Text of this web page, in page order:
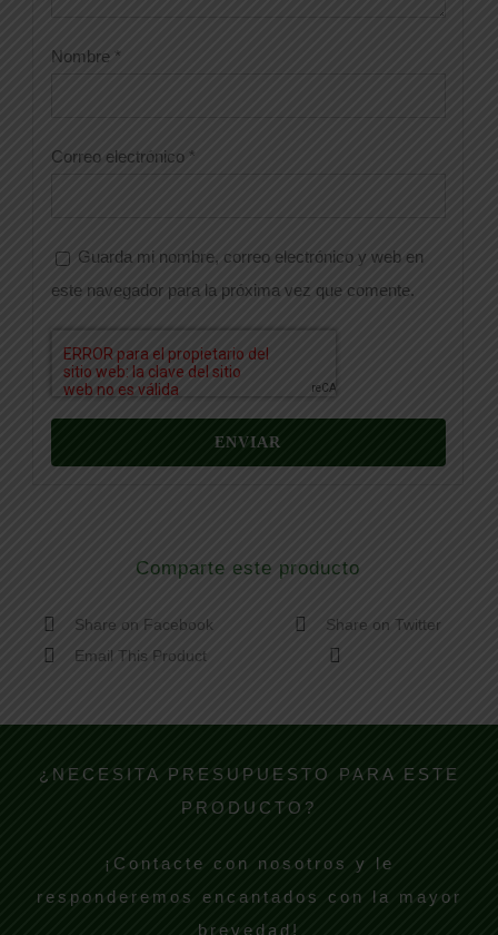
Nombre *
Correo electrónico *
Guarda mi nombre, correo electrónico y web en
este navegador para la próxima vez que comente.
Comparte este producto
Share on Facebook
Share on Twitter
Email This Product
¿NECESITA PRESUPUESTO PARA ESTE
PRODUCTO?
¡Contacte con nosotros y le
responderemos encantados con la mayor
brevedad!